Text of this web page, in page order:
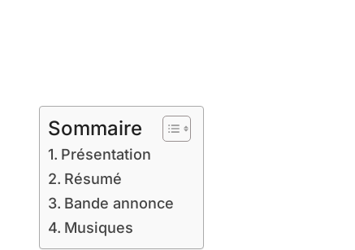
Sommaire
Présentation
Résumé
Bande annonce
Musiques